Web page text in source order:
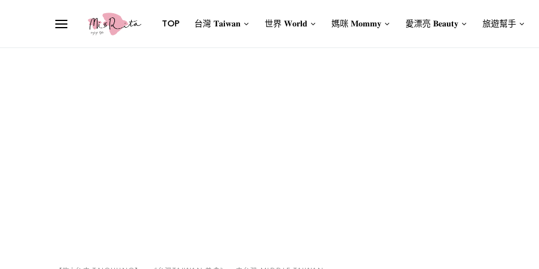
TOP 台灣 𝐓𝐚𝐢𝐰𝐚𝐧 世界 𝐖𝐨𝐫𝐥𝐝 媽咪 𝐌𝐨𝐦𝐦𝐲 愛漂亮 𝐁𝐞𝐚𝐮𝐭𝐲 旅遊幫手